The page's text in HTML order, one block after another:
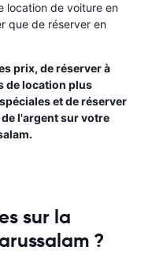
location de voiture en
que de réserver en
prix, de réserver à
de location plus
et de réserver
l'argent sur votre
sur la
?